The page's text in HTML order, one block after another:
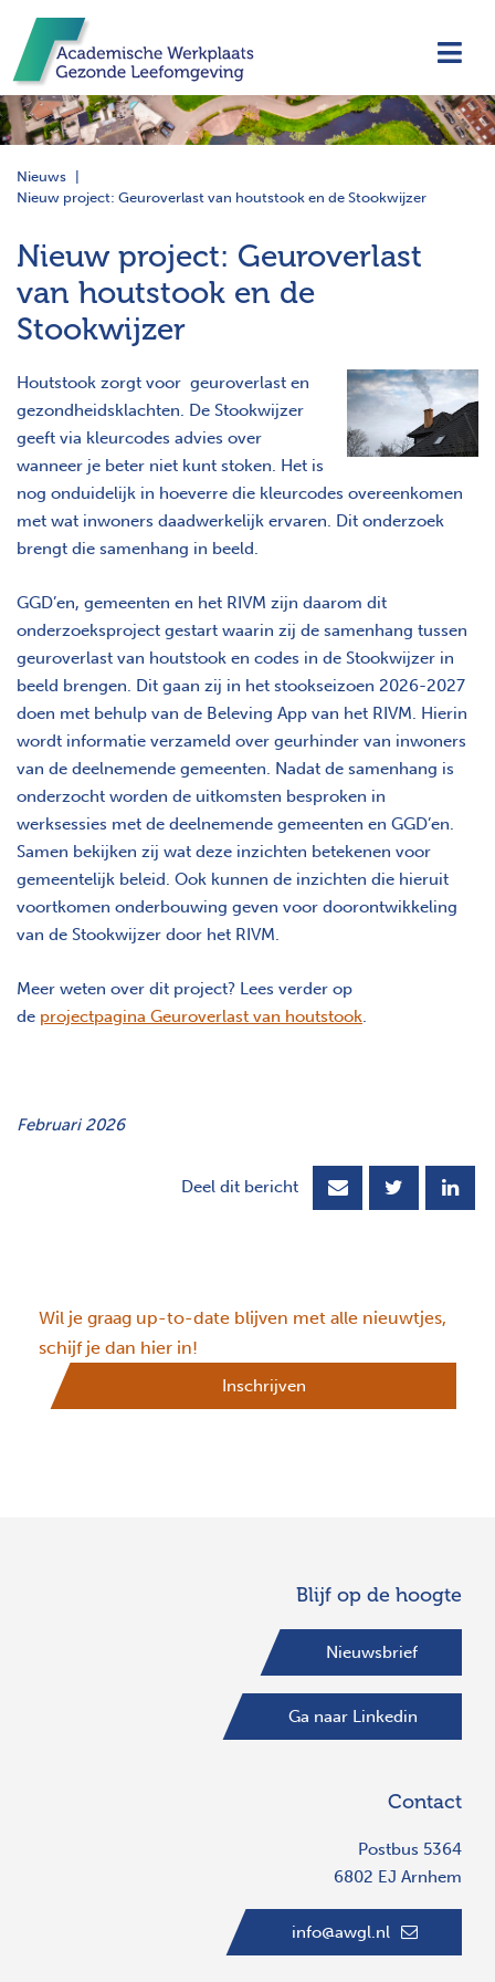
Nieuws
Nieuw project: Geuroverlast van houtstook en de Stookwijzer
Nieuw project: Geuroverlast
van houtstook en de
Stookwijzer
Houtstook zorgt voor geuroverlast en
gezondheidsklachten. De Stookwijzer
geeft via kleurcodes advies over
wanneer je beter niet kunt stoken. Het is
nog onduidelijk in hoeverre die kleurcodes overeenkomen
met wat inwoners daadwerkelijk ervaren. Dit onderzoek
brengt die samenhang in beeld.
GGD’en, gemeenten en het RIVM zijn daarom dit
onderzoeksproject gestart waarin zij de samenhang tussen
geuroverlast van houtstook en codes in de Stookwijzer in
beeld brengen. Dit gaan zij in het stookseizoen 2026-2027
doen met behulp van de Beleving App van het RIVM. Hierin
wordt informatie verzameld over geurhinder van inwoners
van de deelnemende gemeenten. Nadat de samenhang is
onderzocht worden de uitkomsten besproken in
werksessies met de deelnemende gemeenten en GGD’en.
Samen bekijken zij wat deze inzichten betekenen voor
gemeentelijk beleid. Ook kunnen de inzichten die hieruit
voortkomen onderbouwing geven voor doorontwikkeling
van de Stookwijzer door het RIVM.
Meer weten over dit project? Lees verder op
de projectpagina Geuroverlast van houtstook.
Februari 2026
Deel dit bericht
Wil je graag up-to-date blijven met alle nieuwtjes,
schijf je dan hier in!
Inschrijven
Blijf op de hoogte
Nieuwsbrief
Ga naar Linkedin
Contact
Postbus 5364
6802 EJ Arnhem
info@awgl.nl